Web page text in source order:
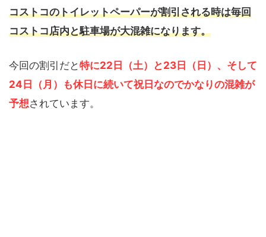
コストコのトイレットペーパーが割引される時は毎回
コストコ店内と駐車場が大混雑になります。
今回の割引だと特に22日（土）と23日（日）、そして
24日（月）も休日に続いて祝日なのでかなりの混雑が
予想されています。